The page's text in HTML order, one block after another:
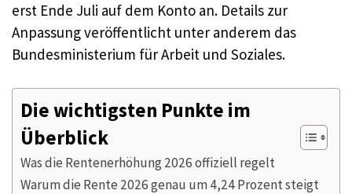
erst Ende Juli auf dem Konto an. Details zur
Anpassung veröffentlicht unter anderem das
Bundesministerium für Arbeit und Soziales.
Die wichtigsten Punkte im
Überblick
Was die Rentenerhöhung 2026 offiziell regelt
Warum die Rente 2026 genau um 4,24 Prozent steigt